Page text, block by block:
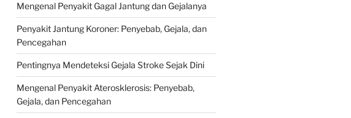
Mengenal Penyakit Gagal Jantung dan Gejalanya
Penyakit Jantung Koroner: Penyebab, Gejala, dan
Pencegahan
Pentingnya Mendeteksi Gejala Stroke Sejak Dini
Mengenal Penyakit Aterosklerosis: Penyebab,
Gejala, dan Pencegahan